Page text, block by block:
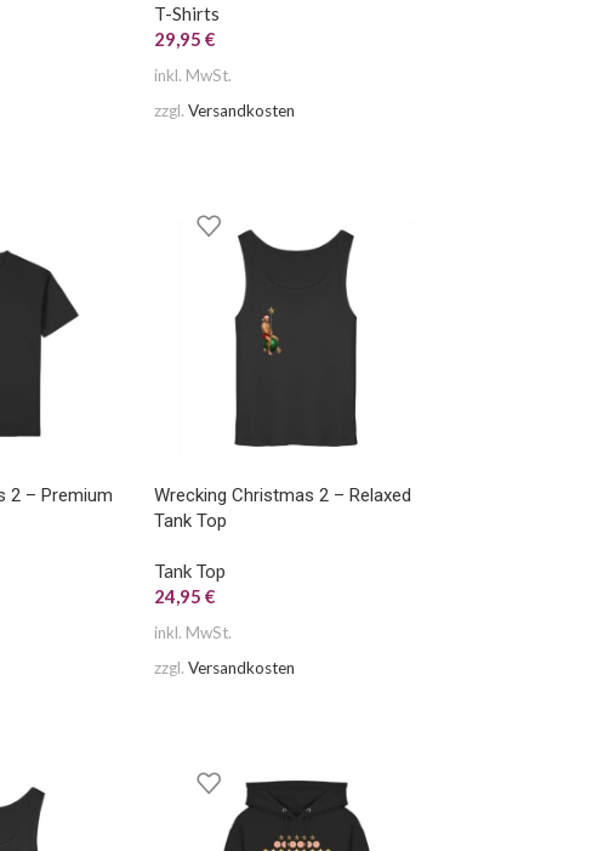
T-Shirts
29,95€
inkl. MwSt.
zzgl.Versandkosten
2 – Premium
Wrecking Christmas 2 – Relaxed
Tank Top
Tank Top
24,95€
inkl. MwSt.
zzgl.Versandkosten